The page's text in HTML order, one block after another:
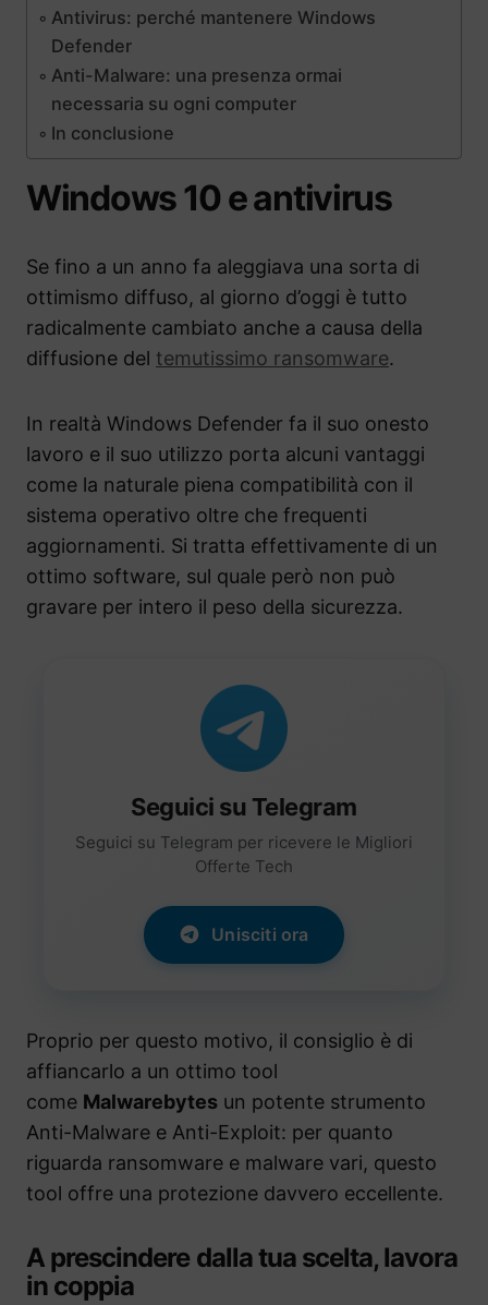
Antivirus: perché mantenere Windows
Defender
Anti-Malware: una presenza ormai
necessaria su ogni computer
In conclusione
Windows 10 e antivirus
Se fino a un anno fa aleggiava una sorta di
ottimismo diffuso, al giorno d’oggi è tutto
radicalmente cambiato anche a causa della
diffusione del temutissimo ransomware.
In realtà Windows Defender fa il suo onesto
lavoro e il suo utilizzo porta alcuni vantaggi
come la naturale piena compatibilità con il
sistema operativo oltre che frequenti
aggiornamenti. Si tratta effettivamente di un
ottimo software, sul quale però non può
gravare per intero il peso della sicurezza.
Seguici su Telegram
Seguici su Telegram per ricevere le Migliori
Offerte Tech
Unisciti ora
Proprio per questo motivo, il consiglio è di
affiancarlo a un ottimo tool
come Malwarebytes un potente strumento
Anti-Malware e Anti-Exploit: per quanto
riguarda ransomware e malware vari, questo
tool offre una protezione davvero eccellente.
A prescindere dalla tua scelta, lavora
in coppia